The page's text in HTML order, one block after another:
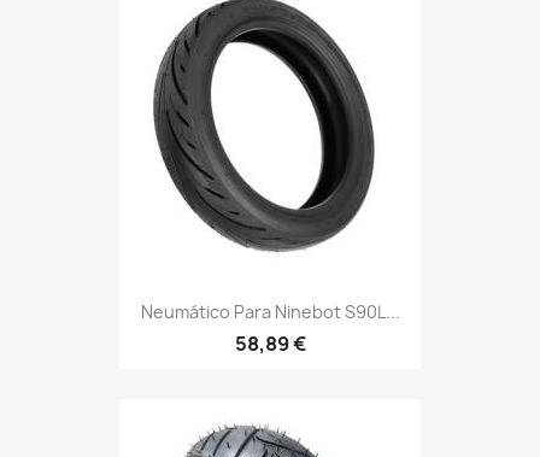
Neumático Para Ninebot S90L...
58,89 €